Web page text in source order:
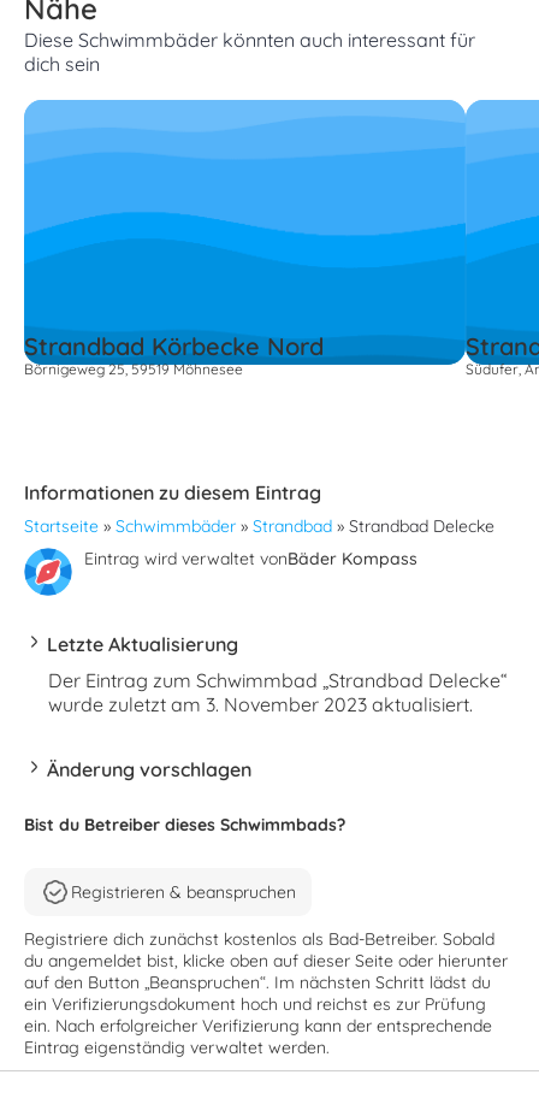
Nähe
Diese Schwimmbäder könnten auch interessant für
dich sein
Strandbad Körbecke Nord
Börnigeweg 25, 59519 Möhnesee Südufer,
Informationen zu diesem Eintrag
Startseite » Schwimmbäder » Strandbad » Strandbad Delecke
Eintrag wird verwaltet vonBäder Kompass
Letzte Aktualisierung
Der Eintrag zum Schwimmbad „Strandbad Delecke“
wurde zuletzt am 3. November 2023 aktualisiert.
Änderung vorschlagen
Bist du Betreiber dieses Schwimmbads?
Registrieren & beanspruchen
Registriere dich zunächst kostenlos als Bad-Betreiber. Sobald
du angemeldet bist, klicke oben auf dieser Seite oder hierunter
auf den Button „Beanspruchen“. Im nächsten Schritt lädst du
ein Verifizierungsdokument hoch und reichst es zur Prüfung
ein. Nach erfolgreicher Verifizierung kann der entsprechende
Eintrag eigenständig verwaltet werden.